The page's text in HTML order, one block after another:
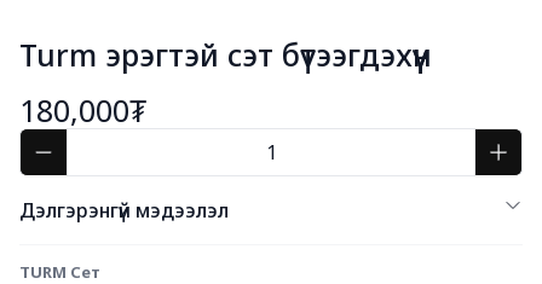
Turm эрэгтэй сэт бүтээгдэхүүн
180,000₮
Дэлгэрэнгүй мэдээлэл
TURM Сет